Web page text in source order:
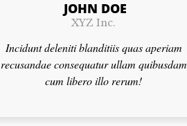
JOHN DOE
XYZ Inc.
Incidunt deleniti blanditiis quas aperiam
recusandae consequatur ullam quibusdam
cum libero illo rerum!